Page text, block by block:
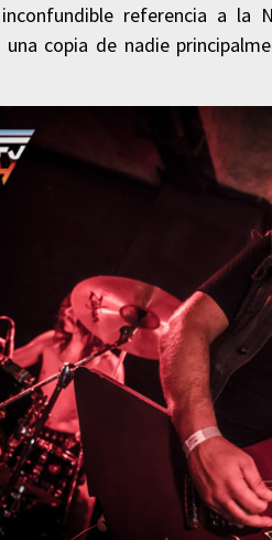
referencia a la
copia de nadie